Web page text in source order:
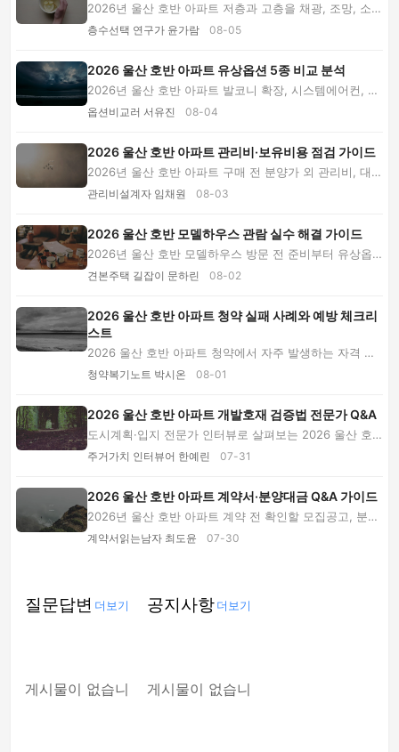
2026년 울산 호반 아파트 저층과 고층을 채광, 조망, 소
음, 안전, 냉난방비, 분양가 관점에서 비교합니...
층수선택 연구가 윤가람 08-05
2026 울산 호반 아파트 유상옵션 5종 비교 분석
2026년 울산 호반 아파트 발코니 확장, 시스템에어컨, 주
방, 수납, 가전 옵션을 비용 부담과 시공 난이...
옵션비교러 서유진 08-04
2026 울산 호반 아파트 관리비·보유비용 점검 가이드
2026년 울산 호반 아파트 구매 전 분양가 외 관리비, 대출
이자, 세금, 옵션비, 교통비를 단계별로 계산...
관리비설계자 임채원 08-03
2026 울산 호반 모델하우스 관람 실수 해결 가이드
2026년 울산 호반 모델하우스 방문 전 준비부터 유상옵
션 구별, 공간 확인, 상담 오류 해결, 방문 후 비...
견본주택 길잡이 문하린 08-02
2026 울산 호반 아파트 청약 실패 사례와 예방 체크리
스트
2026 울산 호반 아파트 청약에서 자주 발생하는 자격 착
오, 특별공급 오해, 일정·서류 누락, 모델하우스...
청약복기노트 박시온 08-01
2026 울산 호반 아파트 개발호재 검증법 전문가 Q&A
도시계획·입지 전문가 인터뷰로 살펴보는 2026 울산 호
반 아파트 개발호재 검증법. 사업 단계, 교통 체...
주거가치 인터뷰어 한예린 07-31
2026 울산 호반 아파트 계약서·분양대금 Q&A 가이드
2026년 울산 호반 아파트 계약 전 확인할 모집공고, 분양
대금, 중도금 대출, 유상옵션과 계약서 핵심 조...
계약서읽는남자 최도윤 07-30
질문답변
게시물이 없습니
더보기 공지사항
게시물이 없습니
더보기